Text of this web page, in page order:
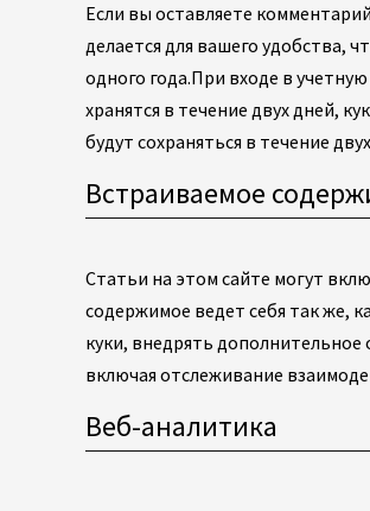
Если вы оставляете
делается для вашего удобства,
одного года.При входе в
хранятся в течение двух дней,
будут сохраняться в течение
Встраиваемое
Статьи на этом сайте могут
содержимое ведет себя так же,
куки, внедрять
включая отслеживание
Веб-аналитика